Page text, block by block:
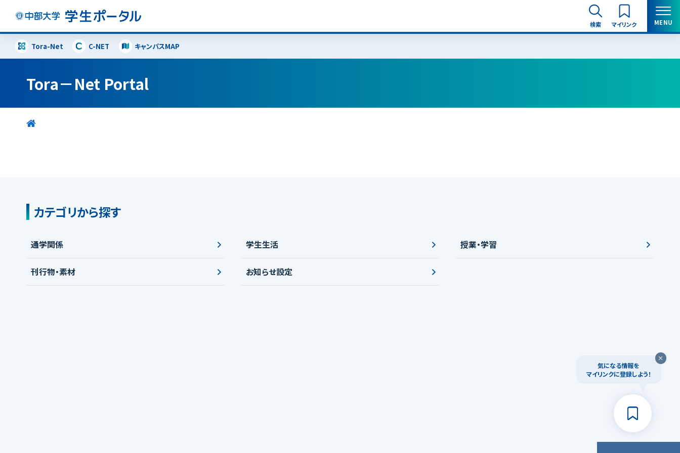
検索 マイリンク MENU
Tora-Net C-NET キャンパスMAP
Tora－Net Portal
カテゴリから探す
通学関係 学生生活 授業・学習
刊行物・素材 お知らせ設定
気になる情報を
マイリンクに登録しよう！